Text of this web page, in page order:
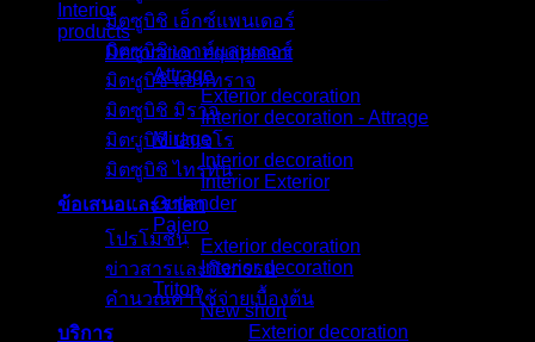
มิตซูบิชิ เอ็กซ์แพนเดอร์
มิตซูบิชิ เอาท์แลนเดอร์
มิตซูบิชิ แอททราจ
มิตซูบิชิ มิราจ
มิตซูบิชิ ปาเจโร
มิตซูบิชิ ไทรทัน
ข้อเสนอและราคา
โปรโมชั่น
ข่าวสารและกิจกรรม
คำนวณค่าใช้จ่ายเบื้องต้น
บริการ
Interior
products
Decoration equipment
Attrage
Exterior decoration
Interior decoration - Attrage
Mirage
Interior decoration
Interior Exterior
Outlander
Pajero
Exterior decoration
Interior decoration
Triton
New short
Exterior decoration